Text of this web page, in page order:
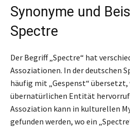
Synonyme und
Spectre
Der Begriff „Spectre“ hat
Assoziationen. In der deutschen
häufig mit „Gespenst“
übernatürlichen Entität
Assoziation kann in kulturellen
gefunden werden, wo ein